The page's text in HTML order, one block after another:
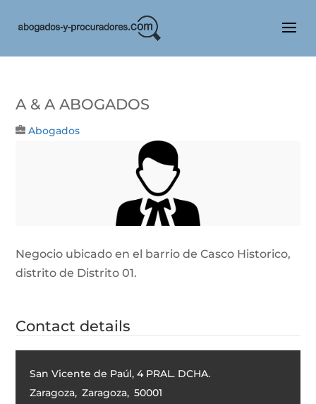
A & A ABOGADOS
Abogados
Negocio ubicado en el barrio de Casco Historico,
distrito de Distrito 01.
Contact details
San Vicente de Paúl, 4 PRAL. DCHA.
Zaragoza, Zaragoza, 50001